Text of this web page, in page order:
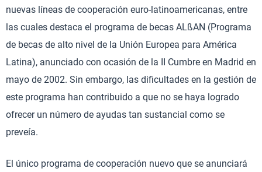
nuevas líneas de cooperación euro-latinoamericanas, entre
las cuales destaca el programa de becas ALßAN (Programa
de becas de alto nivel de la Unión Europea para América
Latina), anunciado con ocasión de la II Cumbre en Madrid en
mayo de 2002. Sin embargo, las dificultades en la gestión de
este programa han contribuido a que no se haya logrado
ofrecer un número de ayudas tan sustancial como se
preveía.
El único programa de cooperación nuevo que se anunciará